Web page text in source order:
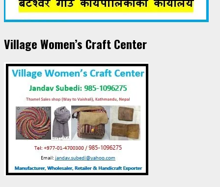
Village Women’s Craft Center